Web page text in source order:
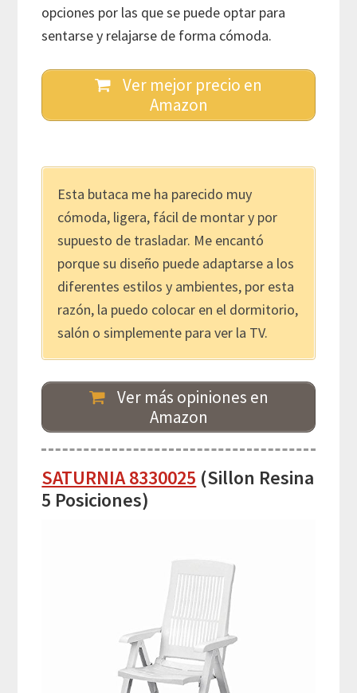
opciones por las que se puede optar para
sentarse y relajarse de forma cómoda.
Ver mejor precio en
Amazon
Esta butaca me ha parecido muy
cómoda, ligera, fácil de montar y por
supuesto de trasladar. Me encantó
porque su diseño puede adaptarse a los
diferentes estilos y ambientes, por esta
razón, la puedo colocar en el dormitorio,
salón o simplemente para ver la TV.
Ver más opiniones en
Amazon
SATURNIA 8330025 (Sillon Resina
5 Posiciones)